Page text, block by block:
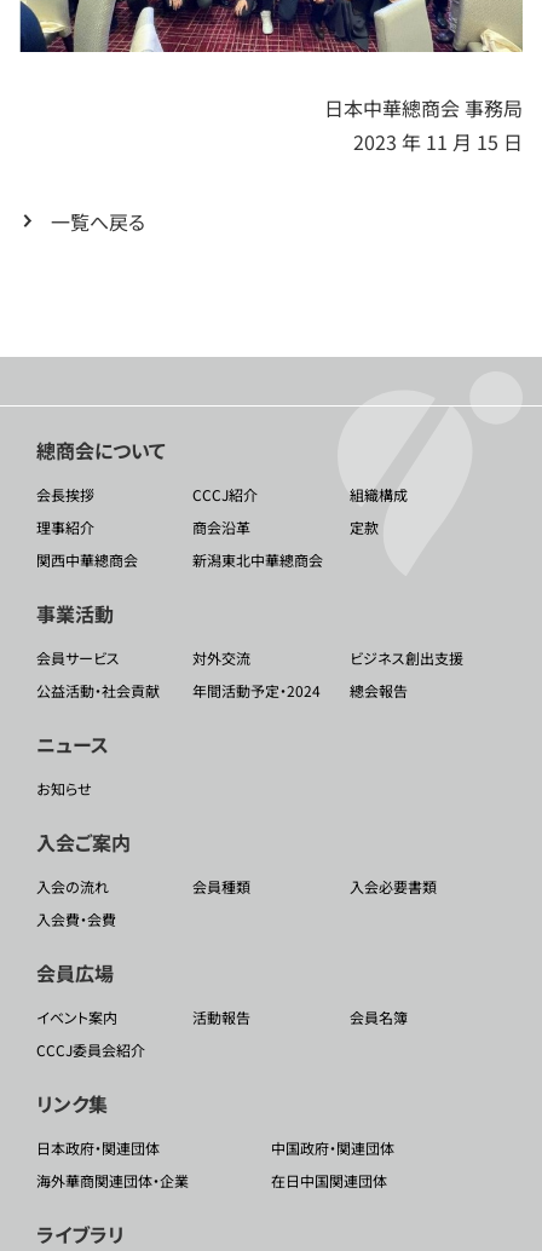
日本中華總商会 事務局
2023 年 11 月 15 日
一覧へ戻る
總商会について
会長挨拶 CCCJ紹介
組織構成
理事紹介
商会沿革
定款
関西中華總商会
新潟東北中華總商会
事業活動
会員サービス 対外交流
ビジネス創出支援
公益活動・社会貢献
年間活動予定・2024 總会報告
ニュース
お知らせ
入会ご案内
入会の流れ 会員種類
入会必要書類
入会費・会費
会員広場
イベント案内 活動報告
会員名簿
CCCJ委員会紹介
リンク集
日本政府・関連団体
中国政府・関連団体
海外華商関連団体・企業
在日中国関連団体
ライブラリ